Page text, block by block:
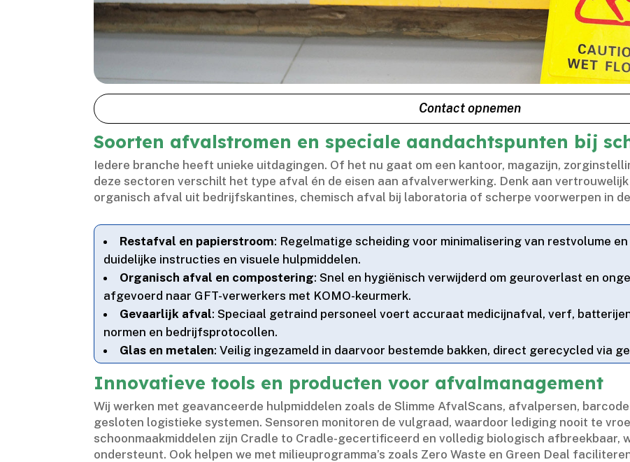
Contact opnemen
Soorten afvalstromen en speciale aandachtspunten bij
Iedere branche heeft unieke uitdagingen.​ Of het nu gaat om een kantoor, magazijn,
deze sectoren verschilt het type afval én de eisen aan afvalverwerking.​ Denk aan
organisch afval uit bedrijfskantines, chemisch afval bij laboratoria of scherpe voorwerpen in
Restafval en papierstroom: Regelmatige scheiding voor minimalisering van restvolume
duidelijke instructies en visuele hulpmiddelen.​
Organisch afval en compostering: Snel en hygiënisch verwijderd om geuroverlast en
afgevoerd naar GFT-verwerkers met KOMO-keurmerk.​
Gevaarlijk afval: Speciaal getraind personeel voert accuraat medicijnafval, verf,
normen en bedrijfsprotocollen.​
Glas en metalen: Veilig ingezameld in daarvoor bestemde bakken, direct gerecycled via
Innovatieve tools en producten voor afvalmanagement
Wij werken met geavanceerde hulpmiddelen zoals de Slimme AfvalScans, afvalpersen,
gesloten logistieke systemen.​ Sensoren monitoren de vulgraad, waardoor lediging nooit te
schoonmaakmiddelen zijn Cradle to Cradle-gecertificeerd en volledig biologisch afbreekbaar,
ondersteunt.​ Ook helpen we met milieuprogramma’s zoals Zero Waste en Green Deal